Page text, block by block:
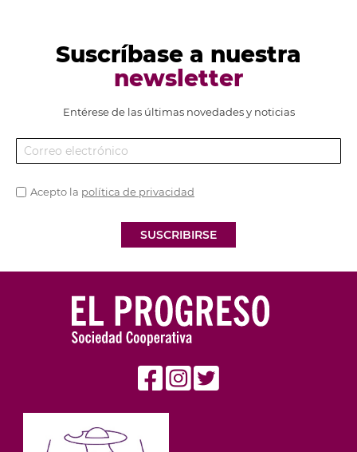
Suscríbase a nuestra
newsletter
Entérese de las últimas novedades y noticias
SUSCRIBIRSE
Acepto la política de privacidad